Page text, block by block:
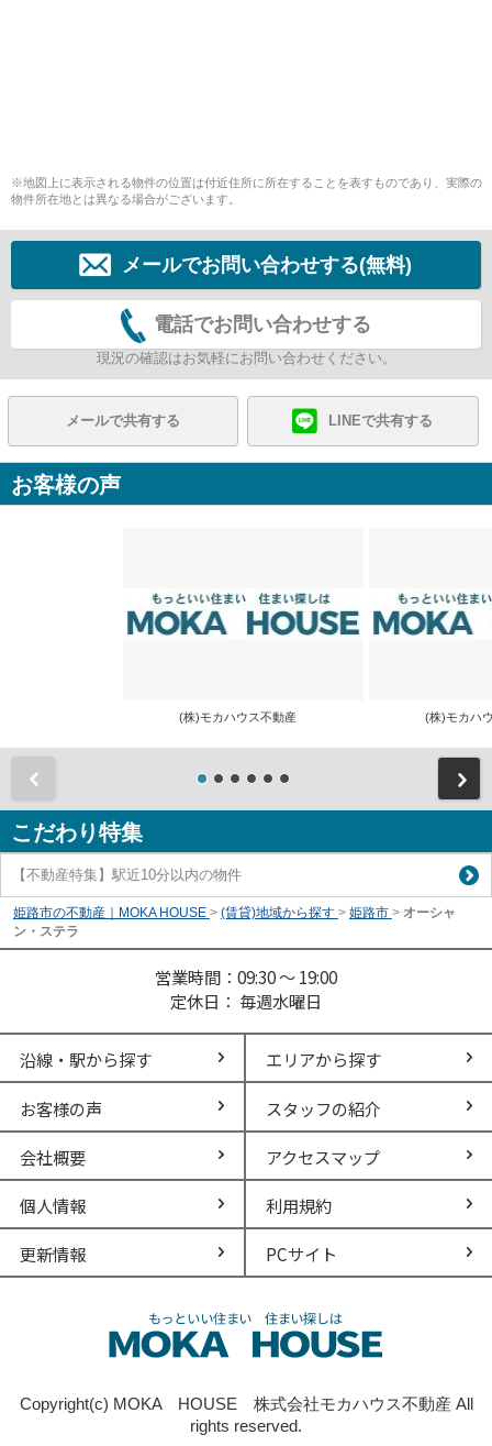
※地図上に表示される物件の位置は付近住所に所在することを表すものであり、実際の
物件所在地とは異なる場合がございます。
メールでお問い合わせする(無料)
電話でお問い合わせする
現況の確認はお気軽にお問い合わせください。
メールで共有する LINEで共有する
お客様の声
(株)モカハウス不動産 (株)モカハ
こだわり特集
【不動産特集】駅近10分以内の物件
姫路市の不動産｜MOKA HOUSE > (賃貸)地域から探す > 姫路市 > オーシャ
ン・ステラ
営業時間：09:30 ～ 19:00
定休日： 毎週水曜日
沿線・駅から探す エリアから探す
お客様の声 スタッフの紹介
会社概要 アクセスマップ
個人情報 利用規約
更新情報 PCサイト
Copyright(c) MOKA HOUSE 株式会社モカハウス不動産 All
rights reserved.